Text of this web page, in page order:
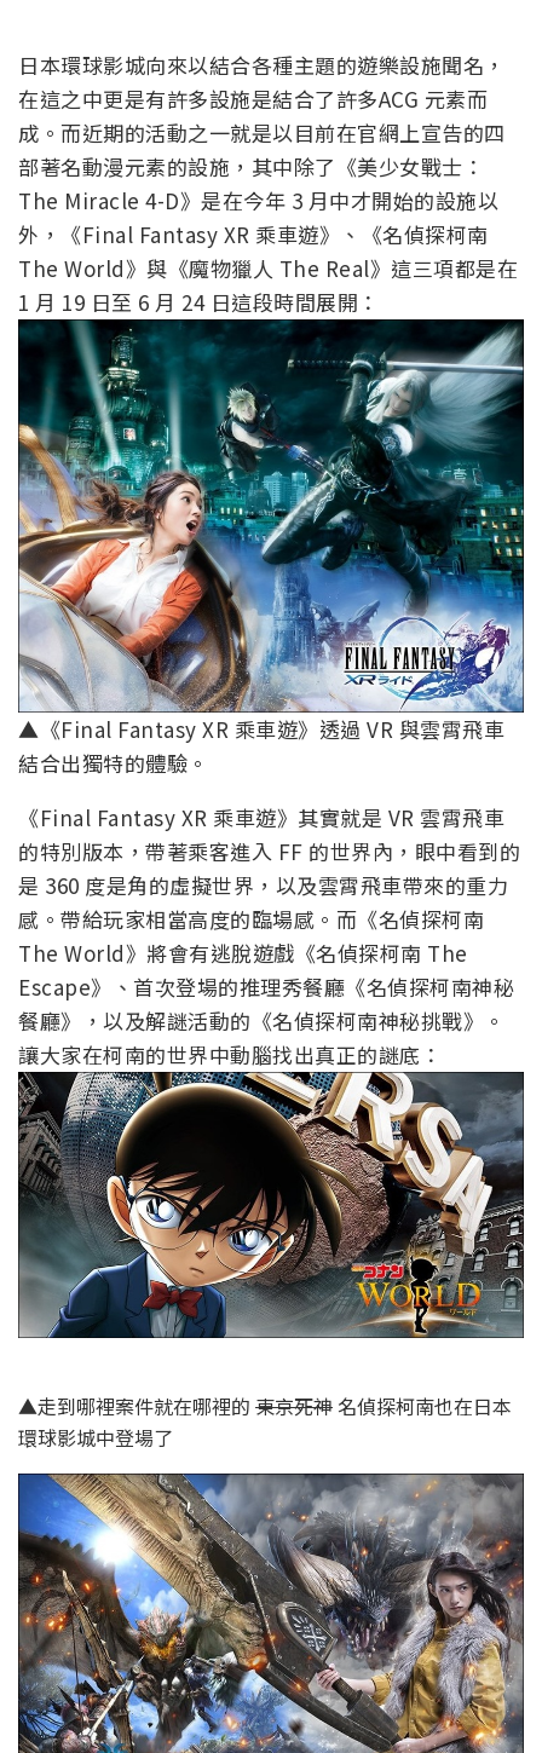
日本環球影城向來以結合各種主題的遊樂設施聞名，
在這之中更是有許多設施是結合了許多ACG 元素而
成。而近期的活動之一就是以目前在官網上宣告的四
部著名動漫元素的設施，其中除了《美少女戰士：
The Miracle 4-D》是在今年 3 月中才開始的設施以
外，《Final Fantasy XR 乘車遊》、《名偵探柯南
The World》與《魔物獵人 The Real》這三項都是在
1 月 19 日至 6 月 24 日這段時間展開：
▲《Final Fantasy XR 乘車遊》透過 VR 與雲霄飛車
結合出獨特的體驗。
《Final Fantasy XR 乘車遊》其實就是 VR 雲霄飛車
的特別版本，帶著乘客進入 FF 的世界內，眼中看到的
是 360 度是角的虛擬世界，以及雲霄飛車帶來的重力
感。帶給玩家相當高度的臨場感。而《名偵探柯南
The World》將會有逃脫遊戲《名偵探柯南 The
Escape》、首次登場的推理秀餐廳《名偵探柯南神秘
餐廳》，以及解謎活動的《名偵探柯南神秘挑戰》。
讓大家在柯南的世界中動腦找出真正的謎底：
▲走到哪裡案件就在哪裡的 東京死神 名偵探柯南也在日本
環球影城中登場了